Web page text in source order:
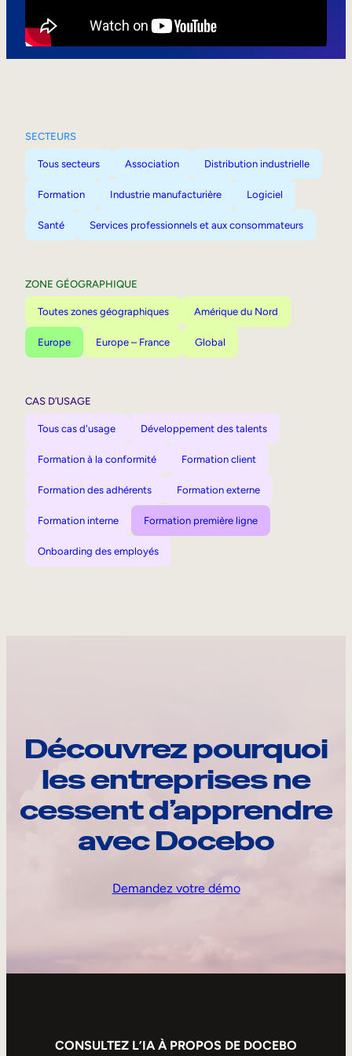
SECTEURS
Tous secteurs Association Distribution industrielle
Formation Industrie manufacturière Logiciel
Santé Services professionnels et aux consommateurs
ZONE GÉOGRAPHIQUE
Toutes zones géographiques Amérique du Nord
Europe Europe – France Global
CAS D’USAGE
Tous cas d'usage Développement des talents
Formation à la conformité Formation client
Formation des adhérents Formation externe
Formation interne Formation première ligne
Onboarding des employés
Découvrez pourquoi
les entreprises ne
cessent d’apprendre
avec Docebo
Demandez votre démo
CONSULTEZ L’IA À PROPOS DE DOCEBO